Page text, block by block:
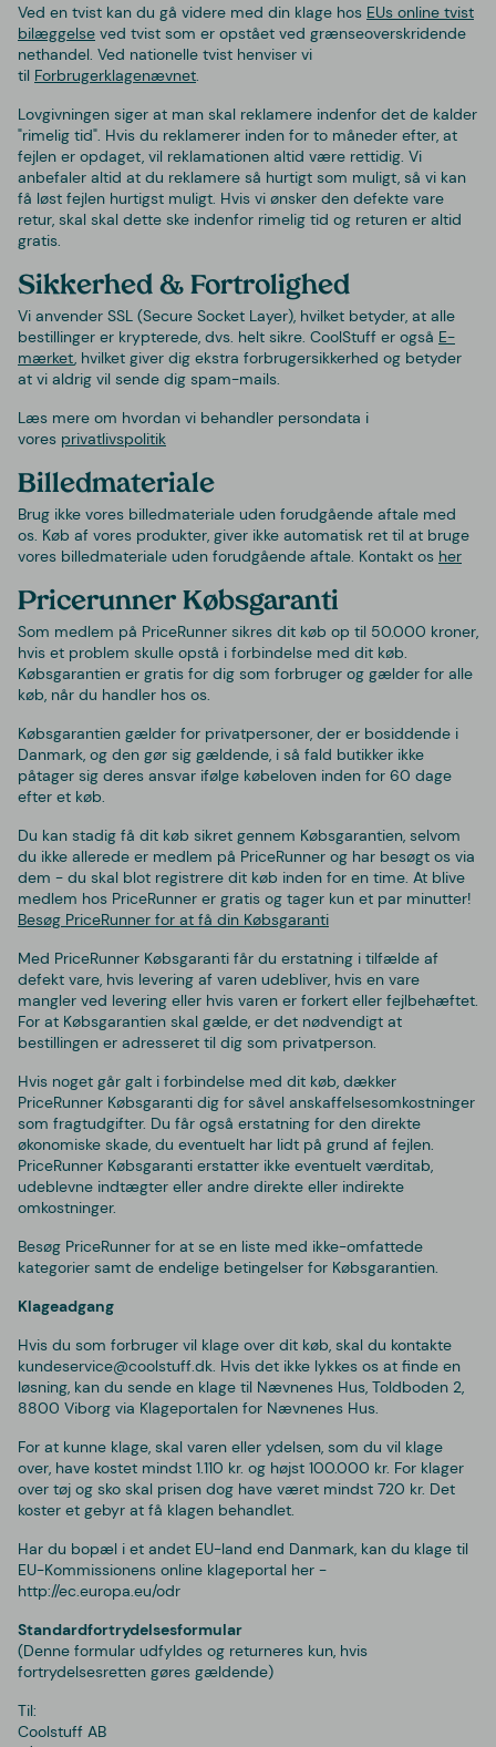
Ved en tvist kan du gå videre med din klage hos EUs online tvist
bilæggelse ved tvist som er opstået ved grænseoverskridende
nethandel. Ved nationelle tvist henviser vi
til Forbrugerklagenævnet
Lovgivningen siger at man skal reklamere indenfor det de kalder
"rimelig tid". Hvis du reklamerer inden for to måneder efter, at
fejlen er opdaget, vil reklamationen altid være rettidig. Vi
anbefaler altid at du reklamere så hurtigt som muligt, så vi kan
få løst fejlen hurtigst muligt. Hvis vi ønsker den defekte vare
retur, skal skal dette ske indenfor rimelig tid og returen er altid
gratis.
Sikkerhed & Fortrolighed
Vi anvender SSL (Secure Socket Layer), hvilket betyder, at alle
bestillinger er krypterede, dvs. helt sikre. CoolStuff er også E-
mærket , hvilket giver dig ekstra forbrugersikkerhed og betyder
at vi aldrig vil sende dig spam-mails.
Læs mere om hvordan vi behandler persondata i
vores privatlivspolitik
Billedmateriale
Brug ikke vores billedmateriale uden forudgående aftale med
os. Køb af vores produkter, giver ikke automatisk ret til at bruge
vores billedmateriale uden forudgående aftale. Kontakt os her
Pricerunner Købsgaranti
Som medlem på PriceRunner sikres dit køb op til 50.000 kroner,
hvis et problem skulle opstå i forbindelse med dit køb.
Købsgarantien er gratis for dig som forbruger og gælder for alle
køb, når du handler hos os.
Købsgarantien gælder for privatpersoner, der er bosiddende i
Danmark, og den gør sig gældende, i så fald butikker ikke
påtager sig deres ansvar ifølge købeloven inden for 60 dage
efter et køb.
Du kan stadig få dit køb sikret gennem Købsgarantien, selvom
du ikke allerede er medlem på PriceRunner og har besøgt os via
dem - du skal blot registrere dit køb inden for en time. At blive
medlem hos PriceRunner er gratis og tager kun et par minutter!
Besøg PriceRunner for at få din Købsgaranti
Med PriceRunner Købsgaranti får du erstatning i tilfælde af
defekt vare, hvis levering af varen udebliver, hvis en vare
mangler ved levering eller hvis varen er forkert eller fejlbehæftet.
For at Købsgarantien skal gælde, er det nødvendigt at
bestillingen er adresseret til dig som privatperson.
Hvis noget går galt i forbindelse med dit køb, dækker
PriceRunner Købsgaranti dig for såvel anskaffelsesomkostninger
som fragtudgifter. Du får også erstatning for den direkte
økonomiske skade, du eventuelt har lidt på grund af fejlen.
PriceRunner Købsgaranti erstatter ikke eventuelt værditab,
udeblevne indtægter eller andre direkte eller indirekte
omkostninger.
Besøg PriceRunner for at se en liste med ikke-omfattede
kategorier samt de endelige betingelser for Købsgarantien.
Klageadgang
Hvis du som forbruger vil klage over dit køb, skal du kontakte
kundeservice@coolstuff.dk. Hvis det ikke lykkes os at finde en
løsning, kan du sende en klage til Nævnenes Hus, Toldboden 2,
8800 Viborg via Klageportalen for Nævnenes Hus.
For at kunne klage, skal varen eller ydelsen, som du vil klage
over, have kostet mindst 1.110 kr. og højst 100.000 kr. For klager
over tøj og sko skal prisen dog have været mindst 720 kr. Det
koster et gebyr at få klagen behandlet.
Har du bopæl i et andet EU-land end Danmark, kan du klage til
EU-Kommissionens online klageportal her -
http://ec.europa.eu/odr
Standardfortrydelsesformular
(Denne formular udfyldes og returneres kun, hvis
fortrydelsesretten gøres gældende)
Til:
Coolstuff AB